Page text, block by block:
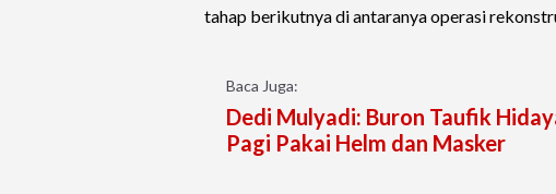
tahap berikutnya di antaranya operasi
Baca Juga:
Dedi Mulyadi: Buron Taufik
Pagi Pakai Helm dan Masker